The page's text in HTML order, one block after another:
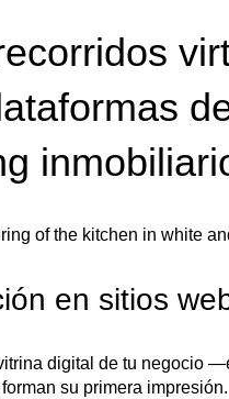
en sitios
digital de tu negocio
su primera